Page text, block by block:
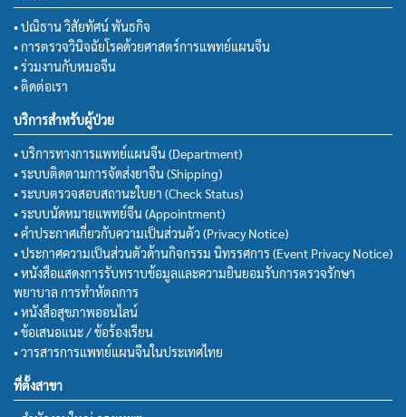
• ปณิธาน วิสัยทัศน์ พันธกิจ
• การตรวจวินิจฉัยโรคด้วยศาสตร์การแพทย์แผนจีน
• ร่วมงานกับหมอจีน
• ติดต่อเรา
บริการสำหรับผู้ป่วย
• บริการทางการแพทย์แผนจีน (Department)
• ระบบติดตามการจัดส่งยาจีน (Shipping)
• ระบบตรวจสอบสถานะใบยา (Check Status)
• ระบบนัดหมายแพทย์จีน (Appointment)
• คำประกาศเกี่ยวกับความเป็นส่วนตัว (Privacy Notice)
• ประกาศความเป็นส่วนตัวด้านกิจกรรม นิทรรศการ (Event Privacy Notice)
• หนังสือแสดงการรับทราบข้อมูลและความยินยอมรับการตรวจรักษา
พยาบาล การทำหัตถการ
• หนังสือสุขภาพออนไลน์
• ข้อเสนอแนะ / ข้อร้องเรียน
• วารสารการแพทย์แผนจีนในประเทศไทย
ที่ตั้งสาขา